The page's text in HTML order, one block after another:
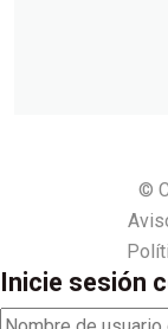
©
Inicie sesión